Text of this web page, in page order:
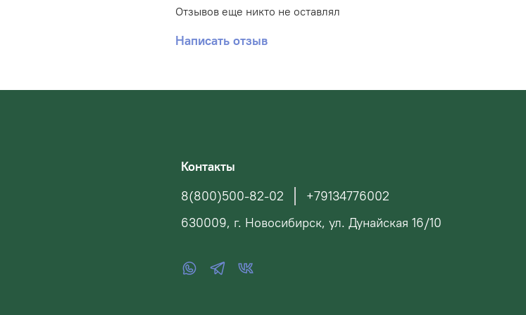
Отзывов еще никто не оставлял
Написать отзыв
Контакты
8(800)500-82-02
+79134776002
630009, г. Новосибирск, ул. Дунайская 16/10